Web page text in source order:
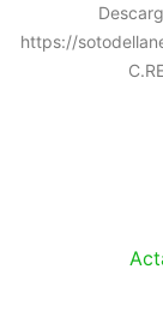
https://